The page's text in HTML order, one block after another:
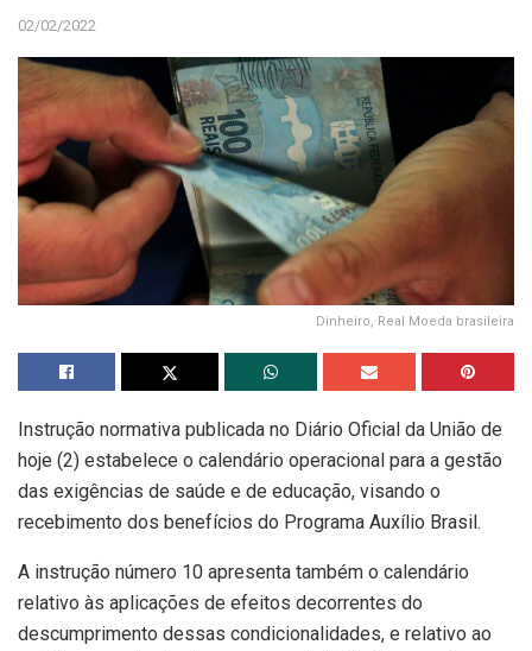
02/02/2022
Dinheiro, Real Moeda brasileira
Instrução normativa publicada no Diário Oficial da União de
hoje (2) estabelece o calendário operacional para a gestão
das exigências de saúde e de educação, visando o
recebimento dos benefícios do Programa Auxílio Brasil.
A instrução número 10 apresenta também o calendário
relativo às aplicações de efeitos decorrentes do
descumprimento dessas condicionalidades, e relativo ao